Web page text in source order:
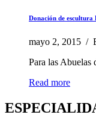
Donación de escultura
mayo 2, 2015 /
Para las Abuelas
Read more